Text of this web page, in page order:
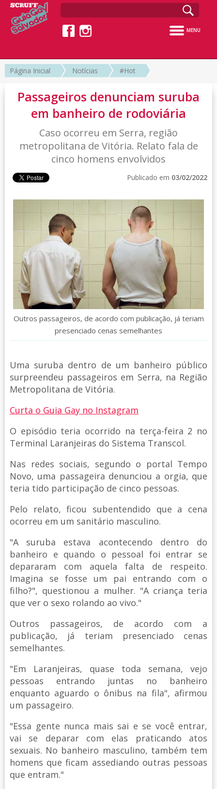
MENU
Página Inicial Notícias #Hot
Passageiros denunciam suruba
em banheiro de rodoviária
Caso ocorreu em Serra, região
metropolitana de Vitória. Relato fala de
cinco homens envolvidos
Publicado em 03/02/2022
Outros passageiros, de acordo com publicação, já teriam
presenciado cenas semelhantes
Uma suruba dentro de um banheiro público
surpreendeu passageiros em Serra, na Região
Metropolitana de Vitória.
Curta o Guia Gay no Instagram
O episódio teria ocorrido na terça-feira 2 no
Terminal Laranjeiras do Sistema Transcol.
Nas redes sociais, segundo o portal Tempo
Novo, uma passageira denunciou a orgia, que
teria tido participação de cinco pessoas.
Pelo relato, ficou subentendido que a cena
ocorreu em um sanitário masculino.
"A suruba estava acontecendo dentro do
banheiro e quando o pessoal foi entrar se
depararam com aquela falta de respeito.
Imagina se fosse um pai entrando com o
filho?", questionou a mulher. "A criança teria
que ver o sexo rolando ao vivo."
Outros passageiros, de acordo com a
publicação, já teriam presenciado cenas
semelhantes.
"Em Laranjeiras, quase toda semana, vejo
pessoas entrando juntas no banheiro
enquanto aguardo o ônibus na fila", afirmou
um passageiro.
"Essa gente nunca mais sai e se você entrar,
vai se deparar com elas praticando atos
sexuais. No banheiro masculino, também tem
homens que ficam assediando outras pessoas
que entram."